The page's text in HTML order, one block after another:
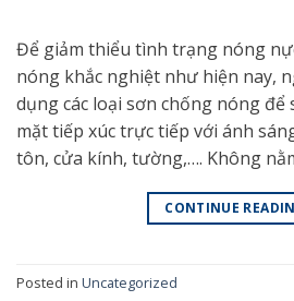
Để giảm thiểu tình trạng nóng
nóng khắc nghiệt như hiện nay,
dụng các loại sơn chống nóng để
mặt tiếp xúc trực tiếp với ánh
tôn, cửa kính, tường,…. Không
CONTINUE
Posted in Uncategorized